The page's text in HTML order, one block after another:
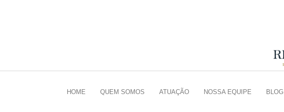
HOME QUEM SOMOS ATUAÇÃO NOSSA EQUIPE BLOG